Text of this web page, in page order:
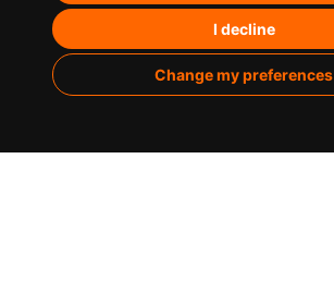
I decline
Change my preferences
Paid Media
Marketing de contenidos
Analítica